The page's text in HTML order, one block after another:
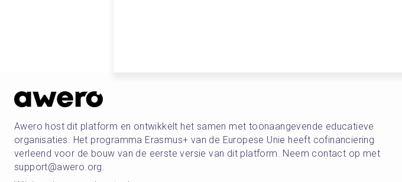
Awero host dit platform en ontwikkelt het samen met toonaangevende educatieve
organisaties. Het programma Erasmus+ van de Europese Unie heeft cofinanciering
verleend voor de bouw van de eerste versie van dit platform. Neem contact op met
support@awero.org.